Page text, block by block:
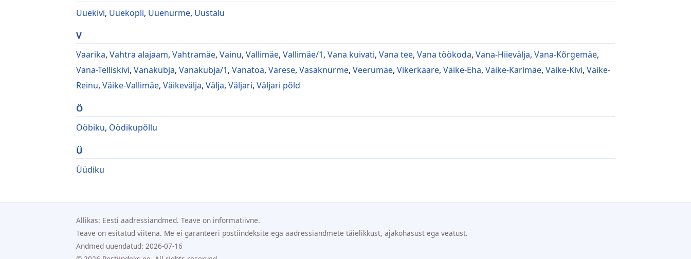
Uuekivi, Uuekopli, Uuenurme, Uustalu
V
Vaarika, Vahtra alajaam, Vahtramäe, Vainu, Vallimäe, Vallimäe/1, Vana kuivati, Vana tee, Vana töökoda, Vana-Hiievälja, Vana-Kõrgemäe,
Vana-Telliskivi, Vanakubja, Vanakubja/1, Vanatoa, Varese, Vasaknurme, Veerumäe, Vikerkaare, Väike-Eha, Väike-Karimäe, Väike-Kivi, Väike-
Reinu, Väike-Vallimäe, Väikevälja, Välja, Väljari, Väljari põld
Ö
Ööbiku, Öödikupõllu
Ü
Üüdiku
Allikas: Eesti aadressiandmed. Teave on informatiivne.
Teave on esitatud viitena. Me ei garanteeri postiindeksite ega aadressiandmete täielikkust, ajakohasust ega veatust.
Andmed uuendatud: 2026-07-16